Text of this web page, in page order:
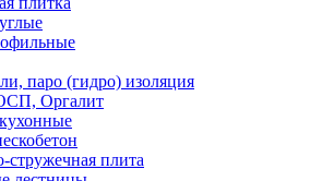
паро (гидро) изоляция
Оргалит
стружечная плита